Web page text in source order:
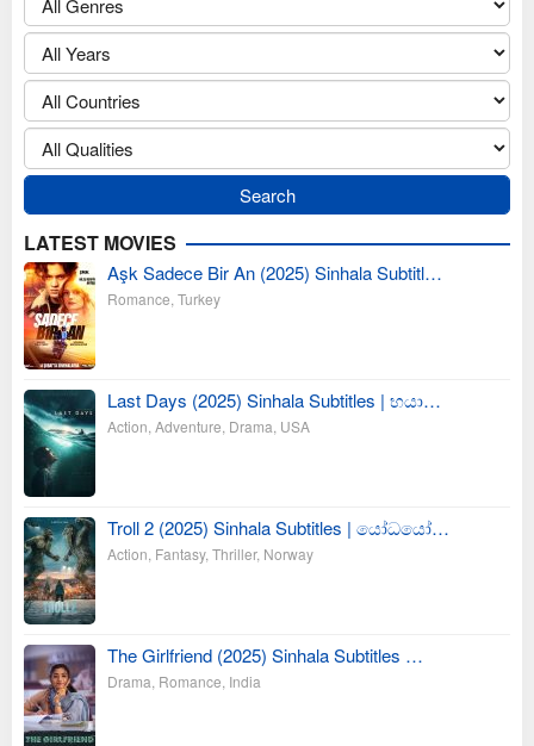
LATEST MOVIES
Aşk Sadece Bir An (2025) Sinhala Subtitl…
Romance Turkey
Last Days (2025) Sinhala Subtitles | භයා…
Action Adventure Drama USA
Troll 2 (2025) Sinhala Subtitles | යෝධයෝ…
Action Fantasy, Thriller, Norway
The Girlfriend (2025) Sinhala Subtitles …
Drama Romance India